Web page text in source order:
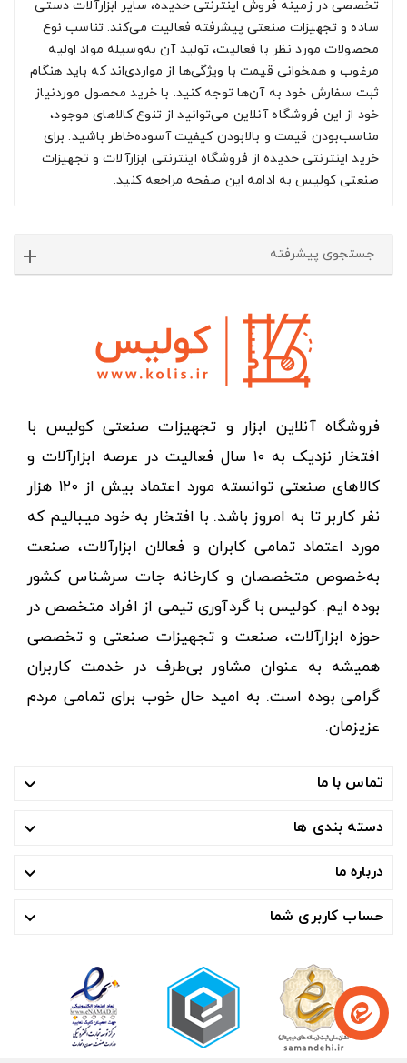
تخصصی در زمینه فروش اینترنتی حدیده، سایر ابزارآلات دستی
ساده و تجهیزات صنعتی پیشرفته فعالیت می‌کند. تناسب نوع
محصولات مورد نظر با فعالیت، تولید آن به‌وسیله مواد اولیه
مرغوب و همخوانی قیمت با ویژگی‌ها از مواردی‌اند که باید هنگام
ثبت سفارش خود به آن‌ها توجه کنید. با خرید محصول موردنیاز
خود از این فروشگاه آنلاین می‌توانید از تنوع کالاهای موجود،
مناسب‌بودن قیمت و بالابودن کیفیت آسوده‌خاطر باشید. برای
خرید اینترنتی حدیده از فروشگاه اینترنتی ابزارآلات و تجهیزات
صنعتی کولیس به ادامه این صفحه مراجعه کنید.
جستجوی پیشرفته
فروشگاه آنلاین ابزار و تجهیزات صنعتی کولیس با
افتخار نزدیک به ۱۰ سال فعالیت در عرصه ابزارآلات و
کالاهای صنعتی توانسته مورد اعتماد بیش از ۱۲۰ هزار
نفر کاربر تا به امروز باشد. با افتخار به خود میبالیم که
مورد اعتماد تمامی کابران و فعالان ابزارآلات، صنعت
به‌خصوص متخصصان و کارخانه جات سرشناس کشور
بوده ایم. کولیس با گردآوری تیمی از افراد متخصص در
حوزه ابزارآلات، صنعت و تجهیزات صنعتی و تخصصی
همیشه به عنوان مشاور بی‌طرف در خدمت کاربران
گرامی بوده است. به امید حال خوب برای تمامی مردم
عزیزمان.
تماس با ما 
دسته بندی ها 
درباره ما 
حساب کاربری شما 